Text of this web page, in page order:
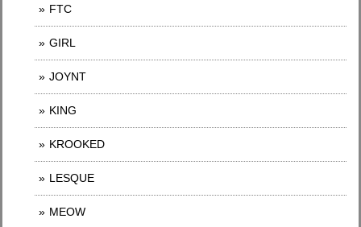
FTC
GIRL
JOYNT
KING
KROOKED
LESQUE
MEOW